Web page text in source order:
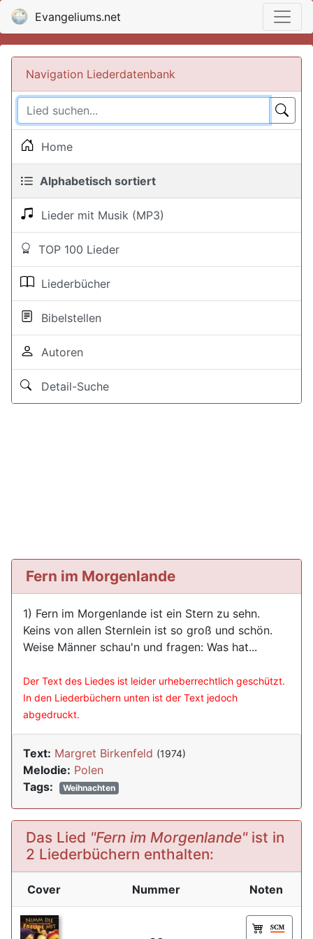
Evangeliums.net
Navigation Liederdatenbank
Home
Alphabetisch sortiert
Lieder mit Musik (MP3)
TOP 100 Lieder
Liederbücher
Bibelstellen
Autoren
Detail-Suche
Fern im Morgenlande
1) Fern im Morgenlande ist ein Stern zu sehn.
Keins von allen Sternlein ist so groß und schön.
Weise Männer schau'n und fragen: Was hat...
Der Text des Liedes ist leider urheberrechtlich geschützt.
In den Liederbüchern unten ist der Text jedoch
abgedruckt.
Text: Margret Birkenfeld (1974)
Melodie: Polen
Tags:
Weihnachten
Das Lied "Fern im Morgenlande"ist in
2 Liederbüchern enthalten:
Cover Nummer Noten